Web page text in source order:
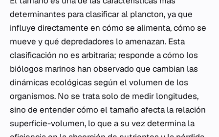
determinantes para clasificar al plancton, ya que
influye directamente en cómo se alimenta, cómo se
mueve y qué depredadores lo amenazan. Esta
clasificación no es arbitraria; responde a cómo los
biólogos marinos han observado que cambian las
dinámicas ecológicas según el volumen de los
organismos. No se trata solo de medir longitudes,
sino de entender cómo el tamaño afecta la relación
superficie-volumen, lo que a su vez determina la